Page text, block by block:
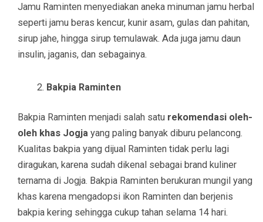
Jamu Raminten menyediakan aneka minuman jamu herbal
seperti jamu beras kencur, kunir asam, gulas dan pahitan,
sirup jahe, hingga sirup temulawak. Ada juga jamu daun
insulin, jaganis, dan sebagainya.
Bakpia Raminten
Bakpia Raminten menjadi salah satu rekomendasi oleh-
oleh khas Jogja yang paling banyak diburu pelancong.
Kualitas bakpia yang dijual Raminten tidak perlu lagi
diragukan, karena sudah dikenal sebagai brand kuliner
ternama di Jogja. Bakpia Raminten berukuran mungil yang
khas karena mengadopsi ikon Raminten dan berjenis
bakpia kering sehingga cukup tahan selama 14 hari.